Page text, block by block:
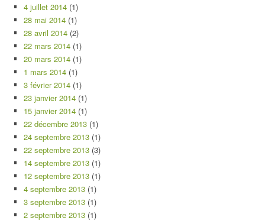
4 juillet 2014 (1)
28 mai 2014 (1)
28 avril 2014 (2)
22 mars 2014 (1)
20 mars 2014 (1)
1 mars 2014 (1)
3 février 2014 (1)
23 janvier 2014 (1)
15 janvier 2014 (1)
22 décembre 2013 (1)
24 septembre 2013 (1)
22 septembre 2013 (3)
14 septembre 2013 (1)
12 septembre 2013 (1)
4 septembre 2013 (1)
3 septembre 2013 (1)
2 septembre 2013 (1)